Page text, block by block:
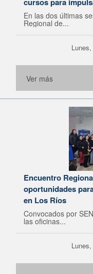
En las dos últimas
Regional de...
Ver más
Encuentro
oportunidades
en Los Ríos
Convocados por
las oficinas...